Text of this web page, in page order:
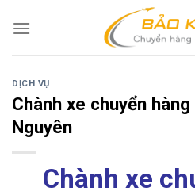
DỊCH VỤ
Chành xe chuyển
Nguyên
Chành xe